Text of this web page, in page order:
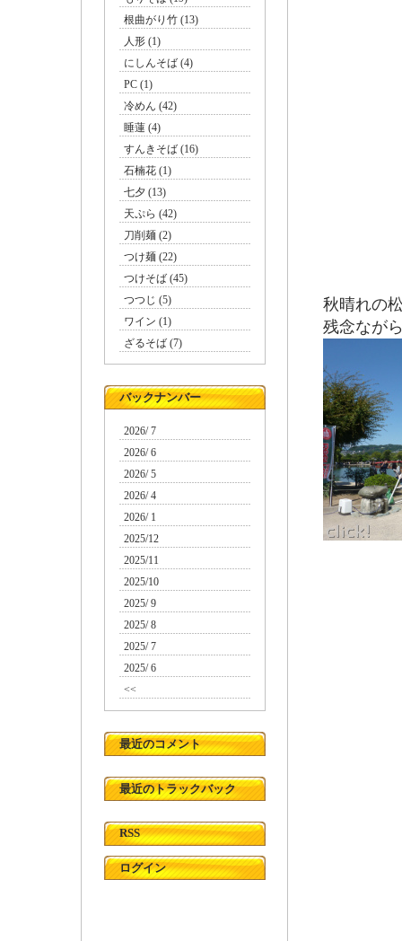
根曲がり竹 (13)
人形 (1)
にしんそば (4)
PC (1)
冷めん (42)
睡蓮 (4)
すんきそば (16)
石楠花 (1)
七夕 (13)
天ぷら (42)
刀削麺 (2)
つけ麺 (22)
つけそば (45)
つつじ (5)
ワイン (1)
ざるそば (7)
バックナンバー
2026/ 7
2026/ 6
2026/ 5
2026/ 4
2026/ 1
2025/12
2025/11
2025/10
2025/ 9
2025/ 8
2025/ 7
2025/ 6
<<
最近のコメント
最近のトラックバック
RSS
ログイン
秋晴れの
残念なが